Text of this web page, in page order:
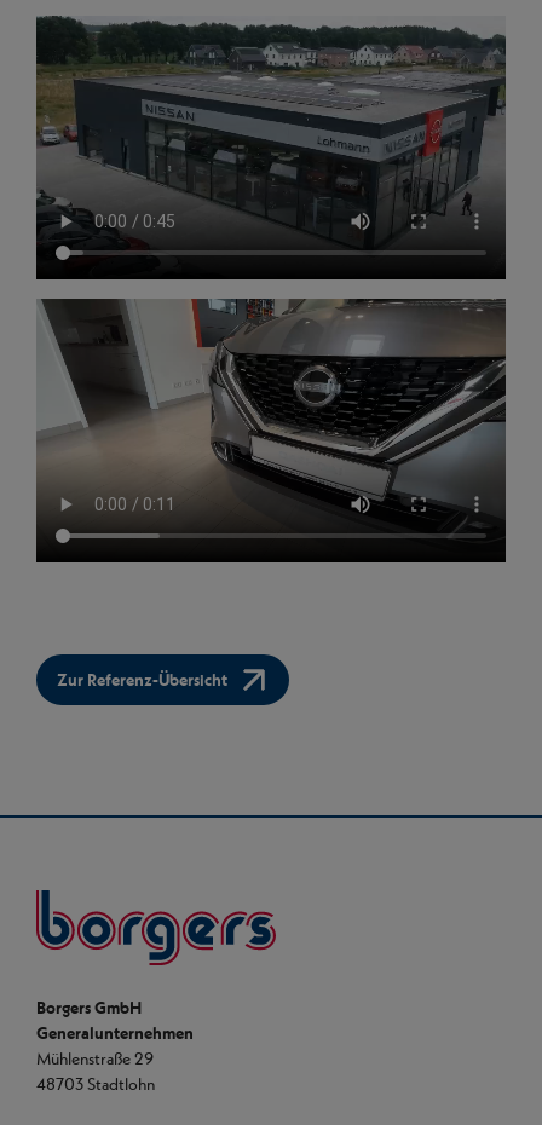
Zur Referenz-Übersicht
Borgers GmbH
Generalunternehmen
Mühlenstraße 29
48703 Stadtlohn